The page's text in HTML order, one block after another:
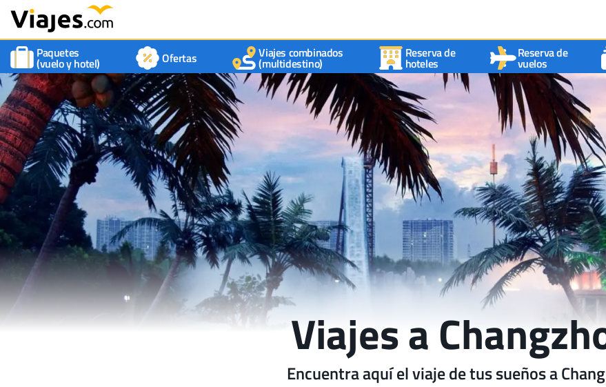
Paquetes
(vuelo y hotel) Ofertas Viajes combinados
(multidestino)
Reserva de
hoteles
Reserva de
vuelos
Viajes a
Encuentra aquí el viaje de tus sueños a